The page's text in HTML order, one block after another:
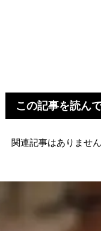
この記事を読ん
関連記事はありません